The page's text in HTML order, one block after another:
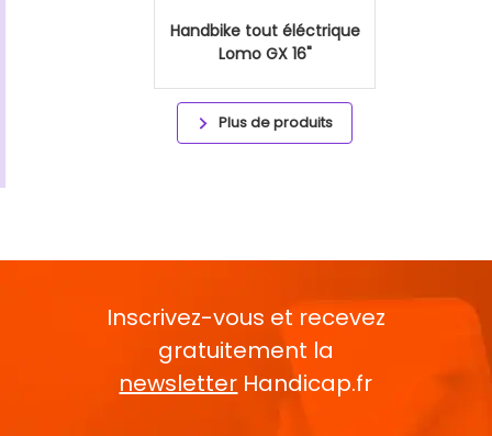
Handbike tout éléctrique
Lomo GX 16"
Plus de produits
Inscrivez-vous et recevez
gratuitement la
newsletter Handicap.fr